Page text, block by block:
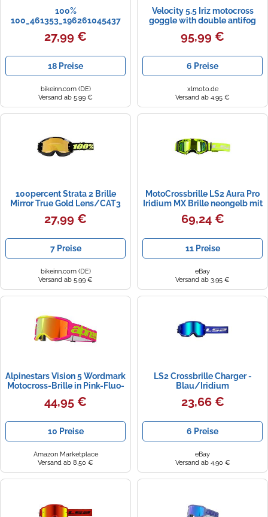
100%
100_461353_196261045437
Maske, GRAU, Adult
27,99 €
18 Preise
bikeinn.com (DE)
Versand ab 5,99 €
Velocity 5.5 Iriz motocross
goggle with double antifog
and bulletproof lens
95,99 €
6 Preise
xlmoto.de
Versand ab 4,95 €
100percent Strata 2 Brille
Mirror True Gold Lens/CAT3
Solar Eclipse
27,99 €
7 Preise
bikeinn.com (DE)
Versand ab 5,99 €
MotoCrossbrille LS2 Aura Pro
Iridium MX Brille neongelb mit
verspiegeltem Glas
69,24 €
11 Preise
eBay
Versand ab 3,95 €
Alpinestars Vision 5 Wordmark
Motocross-Brille in Pink-Fluo-
Gelb mit verspiegeltem rotem
Plexiglas
44,95 €
10 Preise
Amazon Marketplace
Versand ab 8,50 €
LS2 Crossbrille Charger -
Blau/Iridium
23,66 €
6 Preise
eBay
Versand ab 4,90 €